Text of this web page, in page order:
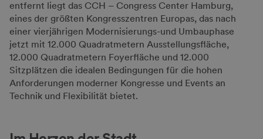
entfernt liegt das CCH – Congress Center Hamburg,
eines der größten Kongresszentren Europas, das nach
einer vierjährigen Modernisierungs-und Umbauphase
jetzt mit 12.000 Quadratmetern Ausstellungsfläche,
12.000 Quadratmetern Foyerfläche und 12.000
Sitzplätzen die idealen Bedingungen für die hohen
Anforderungen moderner Kongresse und Events an
Technik und Flexibilität bietet.